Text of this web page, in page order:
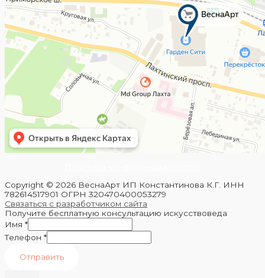
Copyright © 2026 ВеснаАрт ИП Константинова К.Г. ИНН
782614517901 ОГРН 320470400053279
Связаться с разработчиком сайта
Получите бесплатную консультацию искусствоведа
Имя *
Телефон *
Отправить